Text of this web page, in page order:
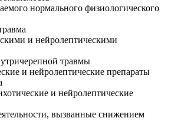
нормального физиологического
и нейролептическими
травмы
и нейролептические препараты
и нейролептические
вызванные снижением